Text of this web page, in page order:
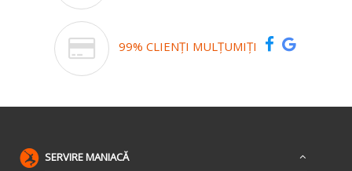
99% CLIENȚI MULȚUMIȚI
SERVIRE MANIACĂ